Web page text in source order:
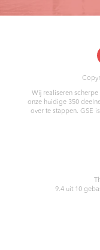
Wij realiseren
onze huidige 350
over te stappen. GSE
9.4uit 10